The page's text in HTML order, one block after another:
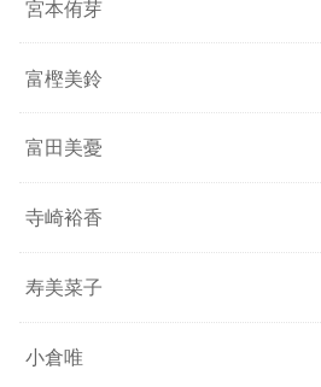
宮本侑芽
富樫美鈴
富田美憂
寺崎裕香
寿美菜子
小倉唯